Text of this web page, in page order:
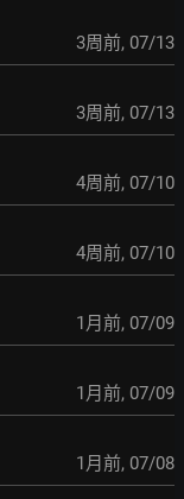
3周前, 07/13
3周前, 07/13
4周前, 07/10
4周前, 07/10
1月前, 07/09
1月前, 07/09
1月前, 07/08